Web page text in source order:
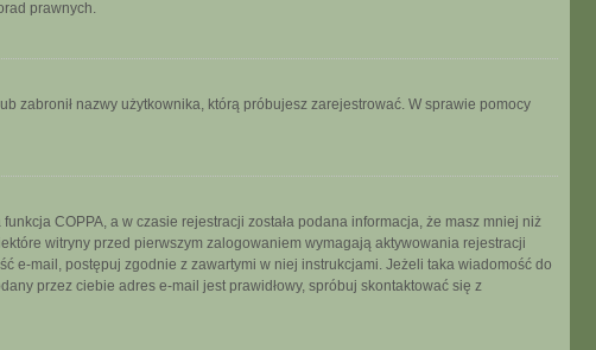
prawnych.
zabronił nazwy użytkownika, którą próbujesz zarejestrować. W sprawie pomocy
COPPA, a w czasie rejestracji została podana informacja, że masz mniej niż
witryny przed pierwszym zalogowaniem wymagają aktywowania rejestracji
e-mail, postępuj zgodnie z zawartymi w niej instrukcjami. Jeżeli taka wiadomość do
przez ciebie adres e-mail jest prawidłowy, spróbuj skontaktować się z